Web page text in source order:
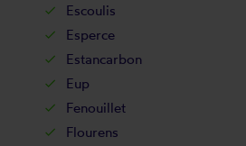
Escoulis
Esperce
Estancarbon
Eup
Fenouillet
Flourens